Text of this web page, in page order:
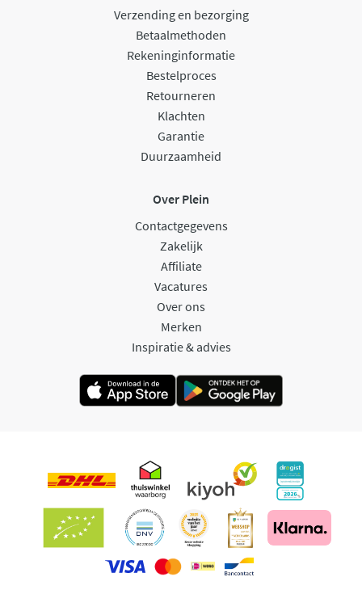
Verzending en bezorging
Betaalmethoden
Rekeninginformatie
Bestelproces
Retourneren
Klachten
Garantie
Duurzaamheid
Over Plein
Contactgegevens
Zakelijk
Affiliate
Vacatures
Over ons
Merken
Inspiratie & advies